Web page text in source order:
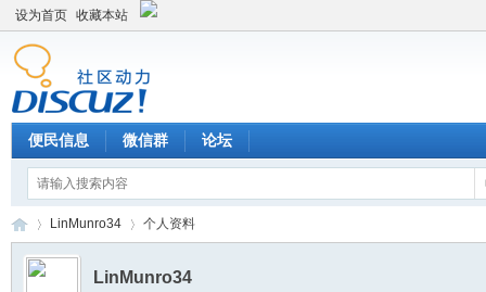
设为首页 收藏本站
便民信息 微信群 论坛
LinMunro34 个人资料
LinMunro34